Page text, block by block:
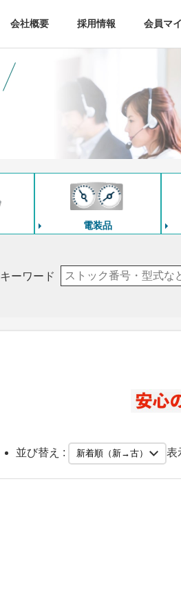
会社概要 採用情報 会員マ
電装品
キーワード
並び替え : 表